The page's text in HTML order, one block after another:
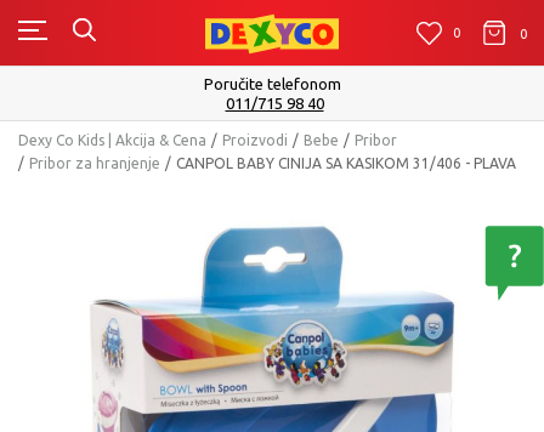
0 0 0
Isporuku možete očekivati u roku od 2 do 4 radna
Dexy Co Kids | Akcija & Cena Proizvodi Bebe
Pribor
Pribor za hranjenje
CANPOL BABY CINIJA SA KASIKOM 31/406 - PLAVA